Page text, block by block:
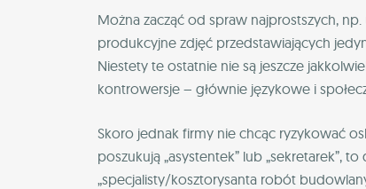
Można zacząć od spraw najprostszych,
produkcyjne zdjęć przedstawiających
Niestety te ostatnie nie są jeszcze
kontrowersje – głównie językowe i
Skoro jednak firmy nie chcąc ryzykować
poszukują „asystentek” lub „sekretarek”,
„specjalisty/kosztorysanta robót